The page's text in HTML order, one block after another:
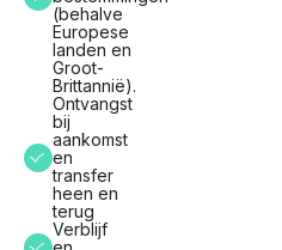
(behalve
Europese
landen en
Groot-
Brittannië).
Ontvangst
bij
aankomst
en
transfer
heen en
terug
Verblijf